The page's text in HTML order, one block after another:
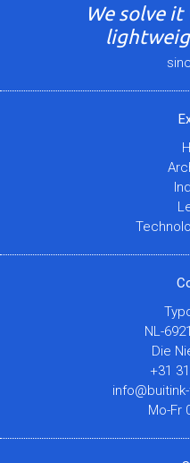
We solve
NL-
Die
+31
Mo-Fr